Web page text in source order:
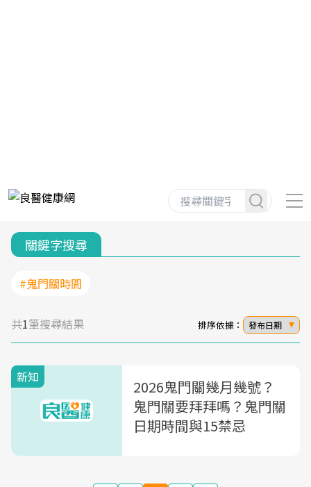
關鍵字搜尋
#鬼門關時間
共1筆搜尋結果 排序依據： 發布日期
新知
2026鬼門關幾月幾號？
鬼門關要拜拜嗎？鬼門關
日期時間與15禁忌